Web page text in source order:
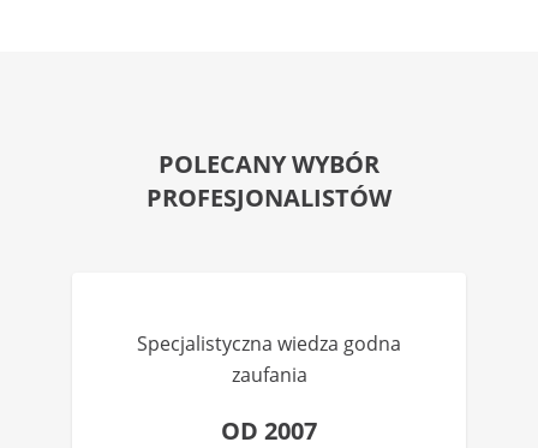
POLECANY WYBÓR
PROFESJONALISTÓW
Specjalistyczna wiedza godna
zaufania
OD 2007